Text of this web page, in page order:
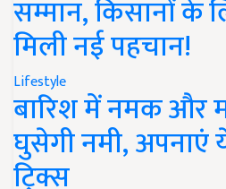
सम्मान, किसानों के
मिली नई पहचान!
Lifestyle
बारिश में नमक और
घुसेगी नमी,
ट्रिक्स